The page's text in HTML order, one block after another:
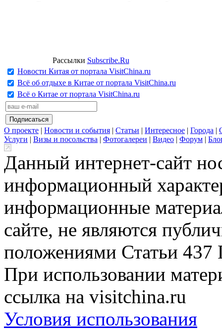
Рассылки Subscribe.Ru
Новости Китая от портала VisitChina.ru
Всё об отдыхе в Китае от портала VisitChina.ru
Всё о Китае от портала VisitChina.ru
О проекте | Новости и события | Статьи | Интересное | Города |
Услуги | Визы и посольства | Фотогалереи | Видео | Форум |
Данный интернет-сайт
информационный
информационные
сайте, не являются
положениями Статьи 437
При использовании
ссылка на visitchina.ru
Условия использования